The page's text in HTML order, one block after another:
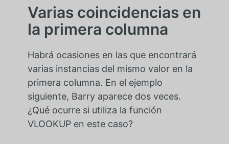
Varias coincidencias en
la primera columna
Habrá ocasiones en las que encontrará
varias instancias del mismo valor en la
primera columna. En el ejemplo
siguiente, Barry aparece dos veces.
¿Qué ocurre si utiliza la función
VLOOKUP en este caso?